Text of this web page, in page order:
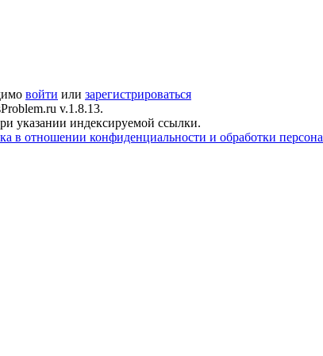
войти или зарегистрироваться
v.1.8.13.
указании индексируемой ссылки.
в отношении конфиденциальности и обработки